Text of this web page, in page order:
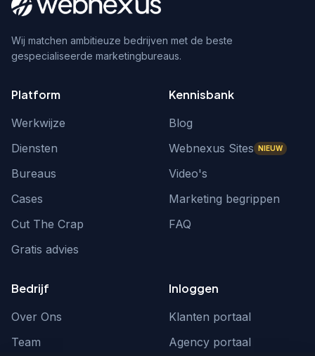
Wij matchen ambitieuze bedrijven met de beste
gespecialiseerde marketingbureaus.
Platform
Werkwijze
Diensten
Bureaus
Cases
Cut The Crap
Gratis advies
Kennisbank
Blog
Webnexus Sites NIEUW
Video's
Marketing begrippen
FAQ
Bedrijf
Over Ons
Team
Inloggen
Klanten portaal
Agency portaal